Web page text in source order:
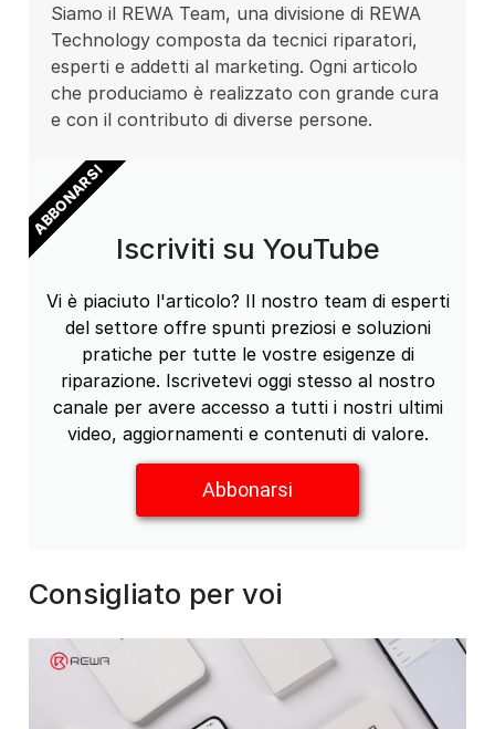
Siamo il REWA Team, una divisione di REWA
Technology composta da tecnici riparatori,
esperti e addetti al marketing. Ogni articolo
che produciamo è realizzato con grande cura
e con il contributo di diverse persone.
Iscriviti su YouTube
Vi è piaciuto l'articolo? Il nostro team di esperti
del settore offre spunti preziosi e soluzioni
pratiche per tutte le vostre esigenze di
riparazione. Iscrivetevi oggi stesso al nostro
canale per avere accesso a tutti i nostri ultimi
video, aggiornamenti e contenuti di valore.
Abbonarsi
ABBONARSI
Consigliato per voi